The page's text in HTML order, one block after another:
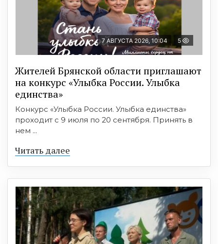
7 АВГУСТА 2026, 10:04 5
Жителей Брянской области приглашают
на конкурс «Улыбка России. Улыбка
единства»
Конкурс «Улыбка России. Улыбка единства»
проходит с 9 июля по 20 сентября. Принять в
нем ...
Читать далее